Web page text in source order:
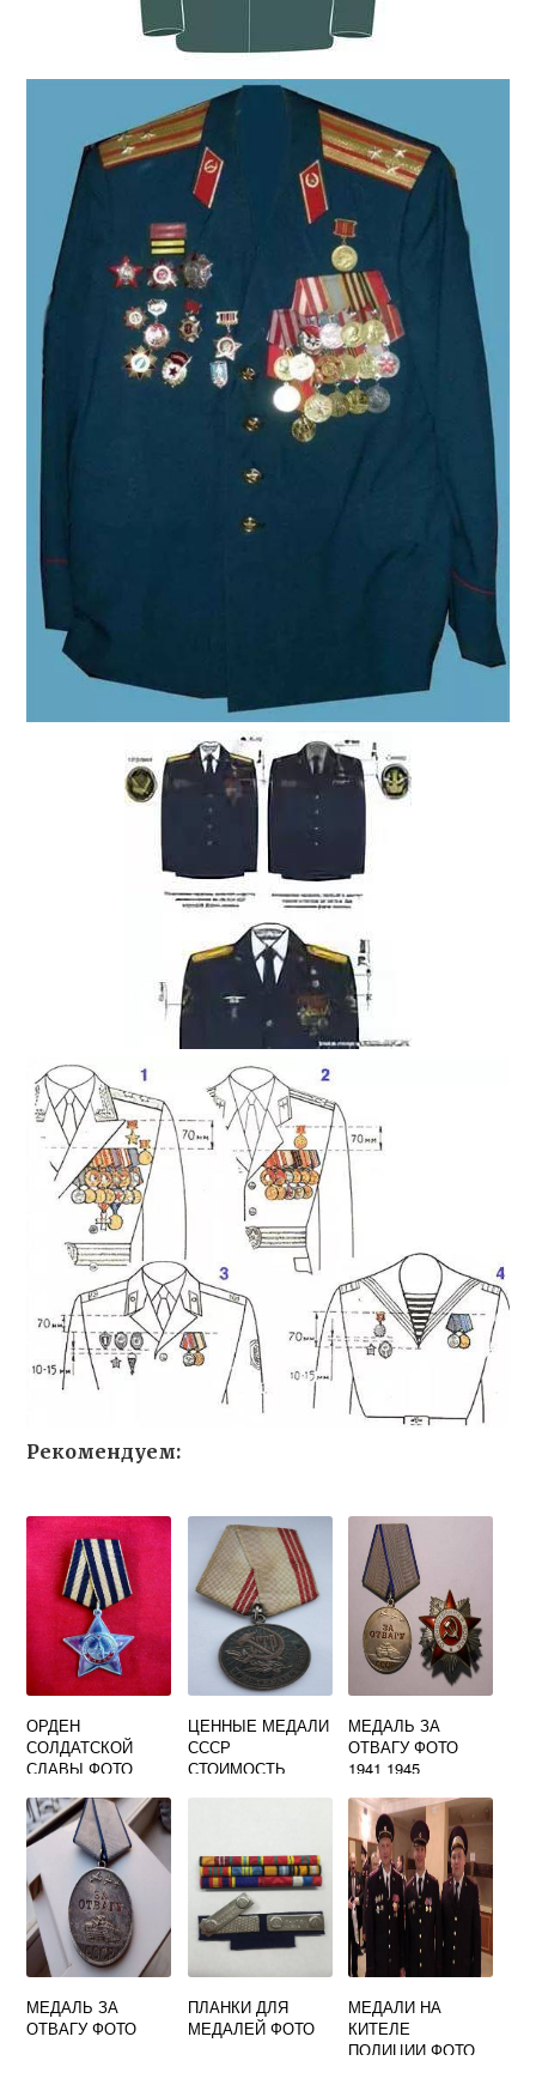
Рекомендуем:
ОРДЕН
СОЛДАТСКОЙ
СЛАВЫ ФОТО
ЦЕННЫЕ МЕДАЛИ
СССР
СТОИМОСТЬ
МЕДАЛЬ ЗА
ОТВАГУ ФОТО
1941 1945
МЕДАЛЬ ЗА
ОТВАГУ ФОТО
ПЛАНКИ ДЛЯ
МЕДАЛЕЙ ФОТО
МЕДАЛИ НА
КИТЕЛЕ
ПОЛИЦИИ ФОТО